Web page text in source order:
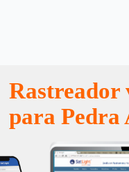
Rastreador
para Pedra